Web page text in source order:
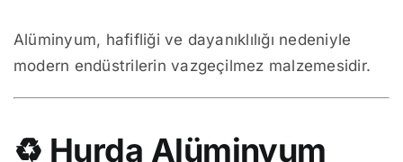
Alüminyum, hafifliği ve dayanıklılığı nedeniyle
modern endüstrilerin vazgeçilmez malzemesidir.
♻️ Hurda Alüminyum